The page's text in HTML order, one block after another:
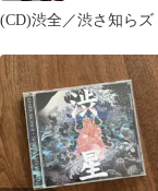
(CD)渋全／渋さ知らズ